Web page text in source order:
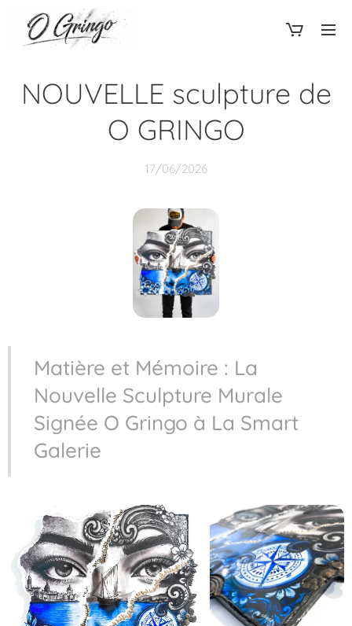
NOUVELLE sculpture de
O GRINGO
17/06/2026
Matière et Mémoire : La
Nouvelle Sculpture Murale
Signée O Gringo à La Smart
Galerie